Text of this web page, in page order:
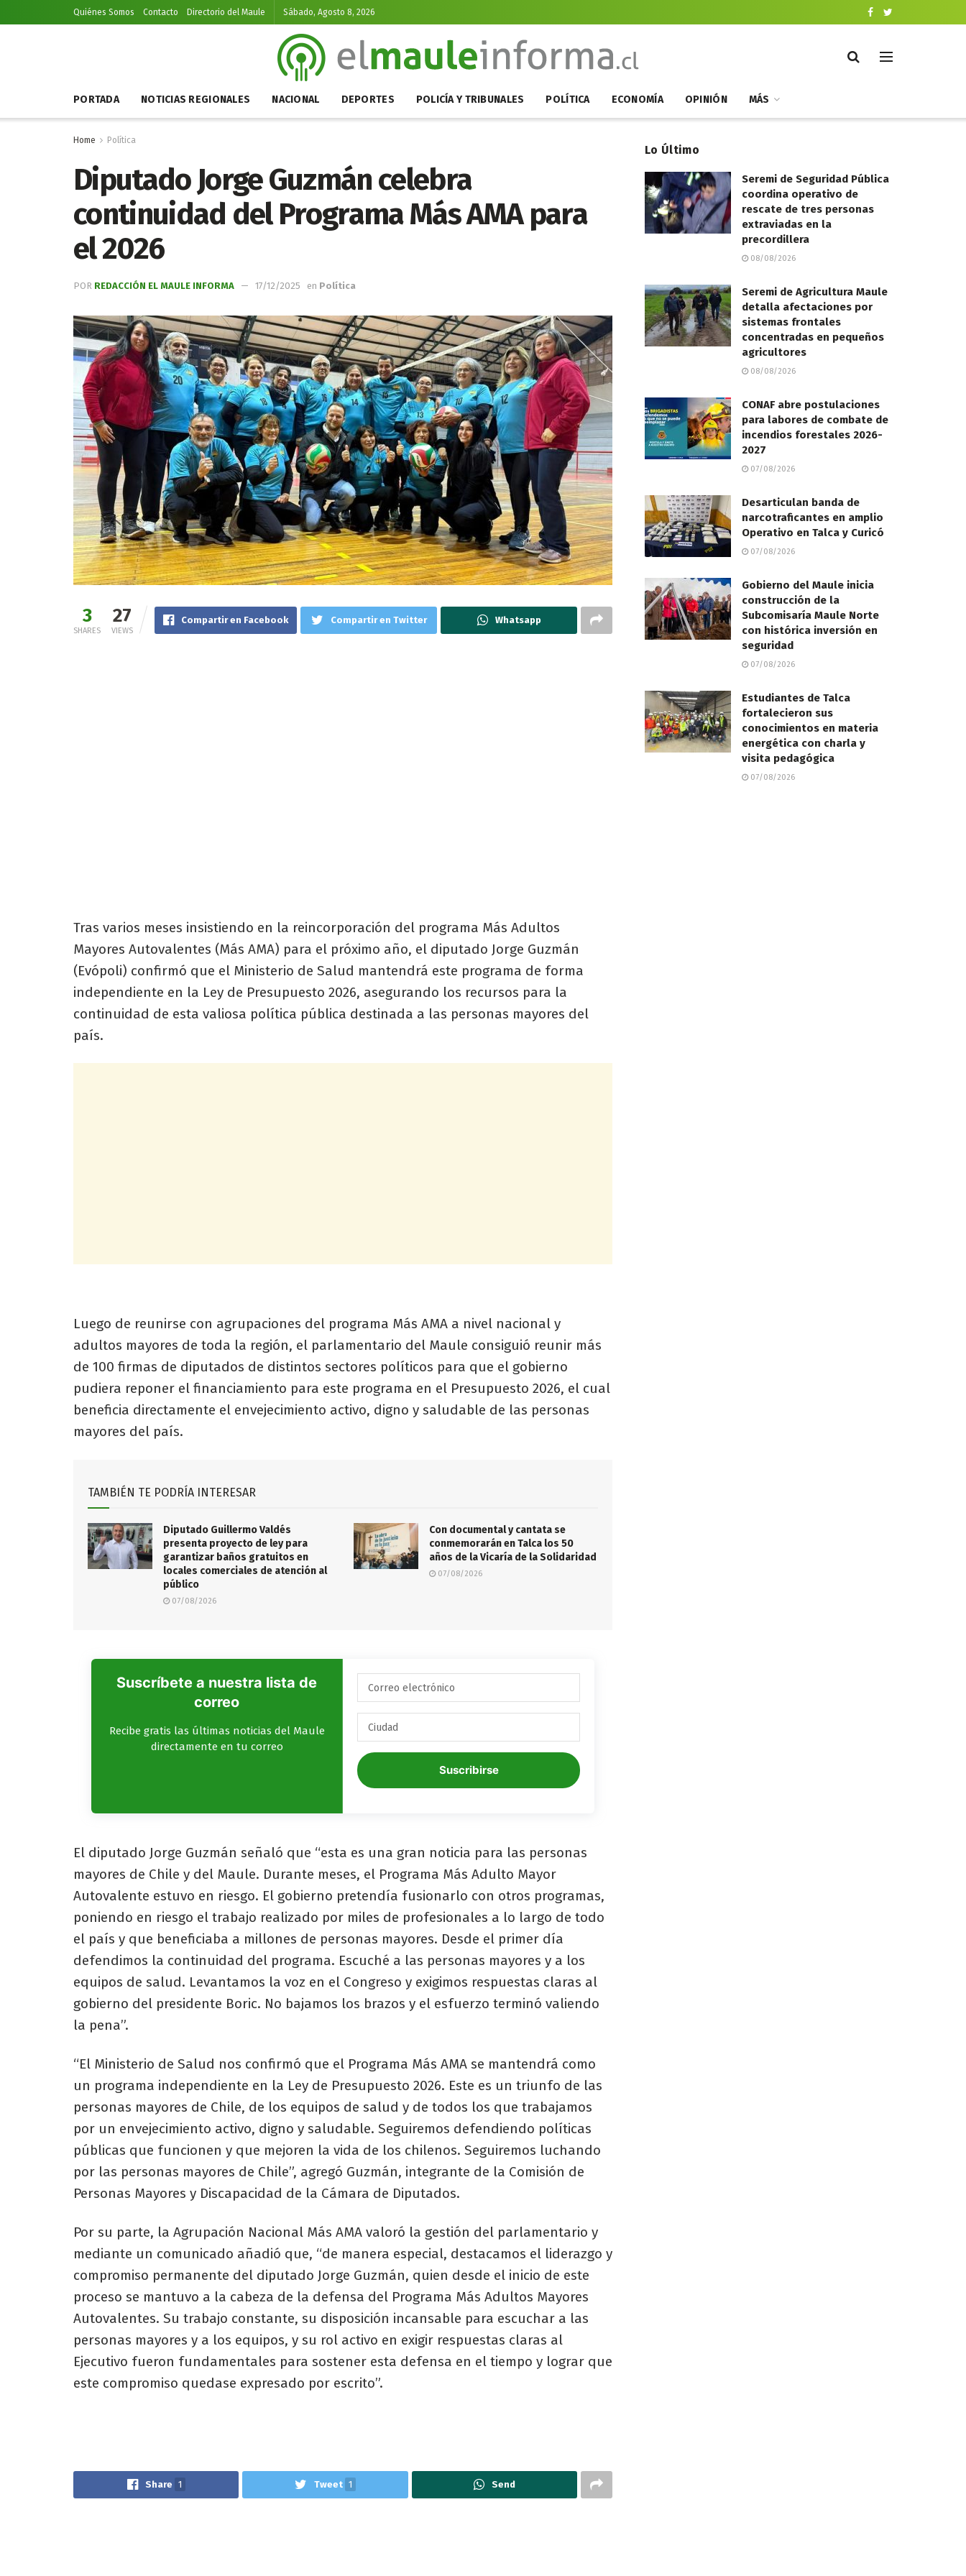
Quiénes Somos Contacto Directorio del Maule Sábado, Agosto 8, 2026
PORTADA NOTICIAS REGIONALES NACIONAL DEPORTES POLICÍA Y TRIBUNALES POLÍTICA ECONOMÍA OPINIÓN MÁS
Home Política
Diputado Jorge Guzmán celebra
continuidad del Programa Más AMA para
el 2026
POR REDACCIÓN EL MAULE INFORMA 17/12/2025 en Política
3
SHARES
27
VIEWS
Compartir en Facebook Compartir en Twitter Whatsapp
Tras varios meses insistiendo en la reincorporación del programa Más Adultos
Mayores Autovalentes (Más AMA) para el próximo año, el diputado Jorge Guzmán
(Evópoli) confirmó que el Ministerio de Salud mantendrá este programa de forma
independiente en la Ley de Presupuesto 2026, asegurando los recursos para la
continuidad de esta valiosa política pública destinada a las personas mayores del
país.
Luego de reunirse con agrupaciones del programa Más AMA a nivel nacional y
adultos mayores de toda la región, el parlamentario del Maule consiguió reunir más
de 100 firmas de diputados de distintos sectores políticos para que el gobierno
pudiera reponer el financiamiento para este programa en el Presupuesto 2026, el cual
beneficia directamente el envejecimiento activo, digno y saludable de las personas
mayores del país.
TAMBIÉN TE PODRÍA INTERESAR
Diputado Guillermo Valdés
presenta proyecto de ley para
garantizar baños gratuitos en
locales comerciales de atención al
público
07/08/2026
Con documental y cantata se
conmemorarán en Talca los 50
años de la Vicaría de la Solidaridad
07/08/2026
Suscríbete a nuestra lista de
correo
Recibe gratis las últimas noticias del Maule
directamente en tu correo
Suscribirse
El diputado Jorge Guzmán señaló que “esta es una gran noticia para las personas
mayores de Chile y del Maule. Durante meses, el Programa Más Adulto Mayor
Autovalente estuvo en riesgo. El gobierno pretendía fusionarlo con otros programas,
poniendo en riesgo el trabajo realizado por miles de profesionales a lo largo de todo
el país y que beneficiaba a millones de personas mayores. Desde el primer día
defendimos la continuidad del programa. Escuché a las personas mayores y a los
equipos de salud. Levantamos la voz en el Congreso y exigimos respuestas claras al
gobierno del presidente Boric. No bajamos los brazos y el esfuerzo terminó valiendo
la pena”.
“El Ministerio de Salud nos confirmó que el Programa Más AMA se mantendrá como
un programa independiente en la Ley de Presupuesto 2026. Este es un triunfo de las
personas mayores de Chile, de los equipos de salud y de todos los que trabajamos
por un envejecimiento activo, digno y saludable. Seguiremos defendiendo políticas
públicas que funcionen y que mejoren la vida de los chilenos. Seguiremos luchando
por las personas mayores de Chile”, agregó Guzmán, integrante de la Comisión de
Personas Mayores y Discapacidad de la Cámara de Diputados.
Por su parte, la Agrupación Nacional Más AMA valoró la gestión del parlamentario y
mediante un comunicado añadió que, “de manera especial, destacamos el liderazgo y
compromiso permanente del diputado Jorge Guzmán, quien desde el inicio de este
proceso se mantuvo a la cabeza de la defensa del Programa Más Adultos Mayores
Autovalentes. Su trabajo constante, su disposición incansable para escuchar a las
personas mayores y a los equipos, y su rol activo en exigir respuestas claras al
Ejecutivo fueron fundamentales para sostener esta defensa en el tiempo y lograr que
este compromiso quedase expresado por escrito”.
Share 1 Tweet 1 Send
Lo Último
Seremi de Seguridad Pública
coordina operativo de
rescate de tres personas
extraviadas en la
precordillera
08/08/2026
Seremi de Agricultura Maule
detalla afectaciones por
sistemas frontales
concentradas en pequeños
agricultores
08/08/2026
CONAF abre postulaciones
para labores de combate de
incendios forestales 2026-
2027
07/08/2026
Desarticulan banda de
narcotraficantes en amplio
Operativo en Talca y Curicó
07/08/2026
Gobierno del Maule inicia
construcción de la
Subcomisaría Maule Norte
con histórica inversión en
seguridad
07/08/2026
Estudiantes de Talca
fortalecieron sus
conocimientos en materia
energética con charla y
visita pedagógica
07/08/2026